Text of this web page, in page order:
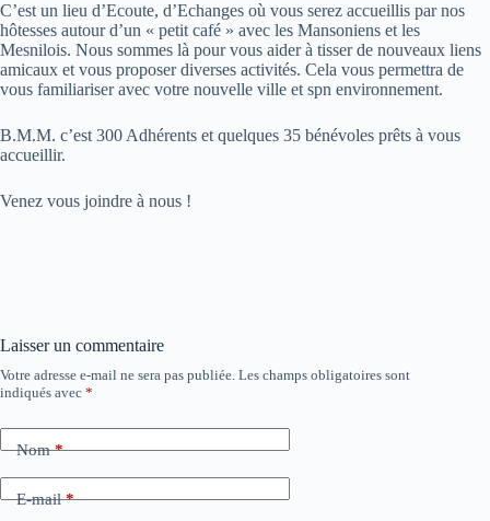
C’est un lieu d’Ecoute, d’Echanges où vous serez accueillis par nos
hôtesses autour d’un « petit café » avec les Mansoniens et les
Mesnilois. Nous sommes là pour vous aider à tisser de nouveaux liens
amicaux et vous proposer diverses activités. Cela vous permettra de
vous familiariser avec votre nouvelle ville et spn environnement.
B.M.M. c’est 300 Adhérents et quelques 35 bénévoles prêts à vous
accueillir.
Venez vous joindre à nous !
Laisser un commentaire
Votre adresse e-mail ne sera pas publiée. Les champs obligatoires sont
indiqués avec *
Nom*
E-mail*